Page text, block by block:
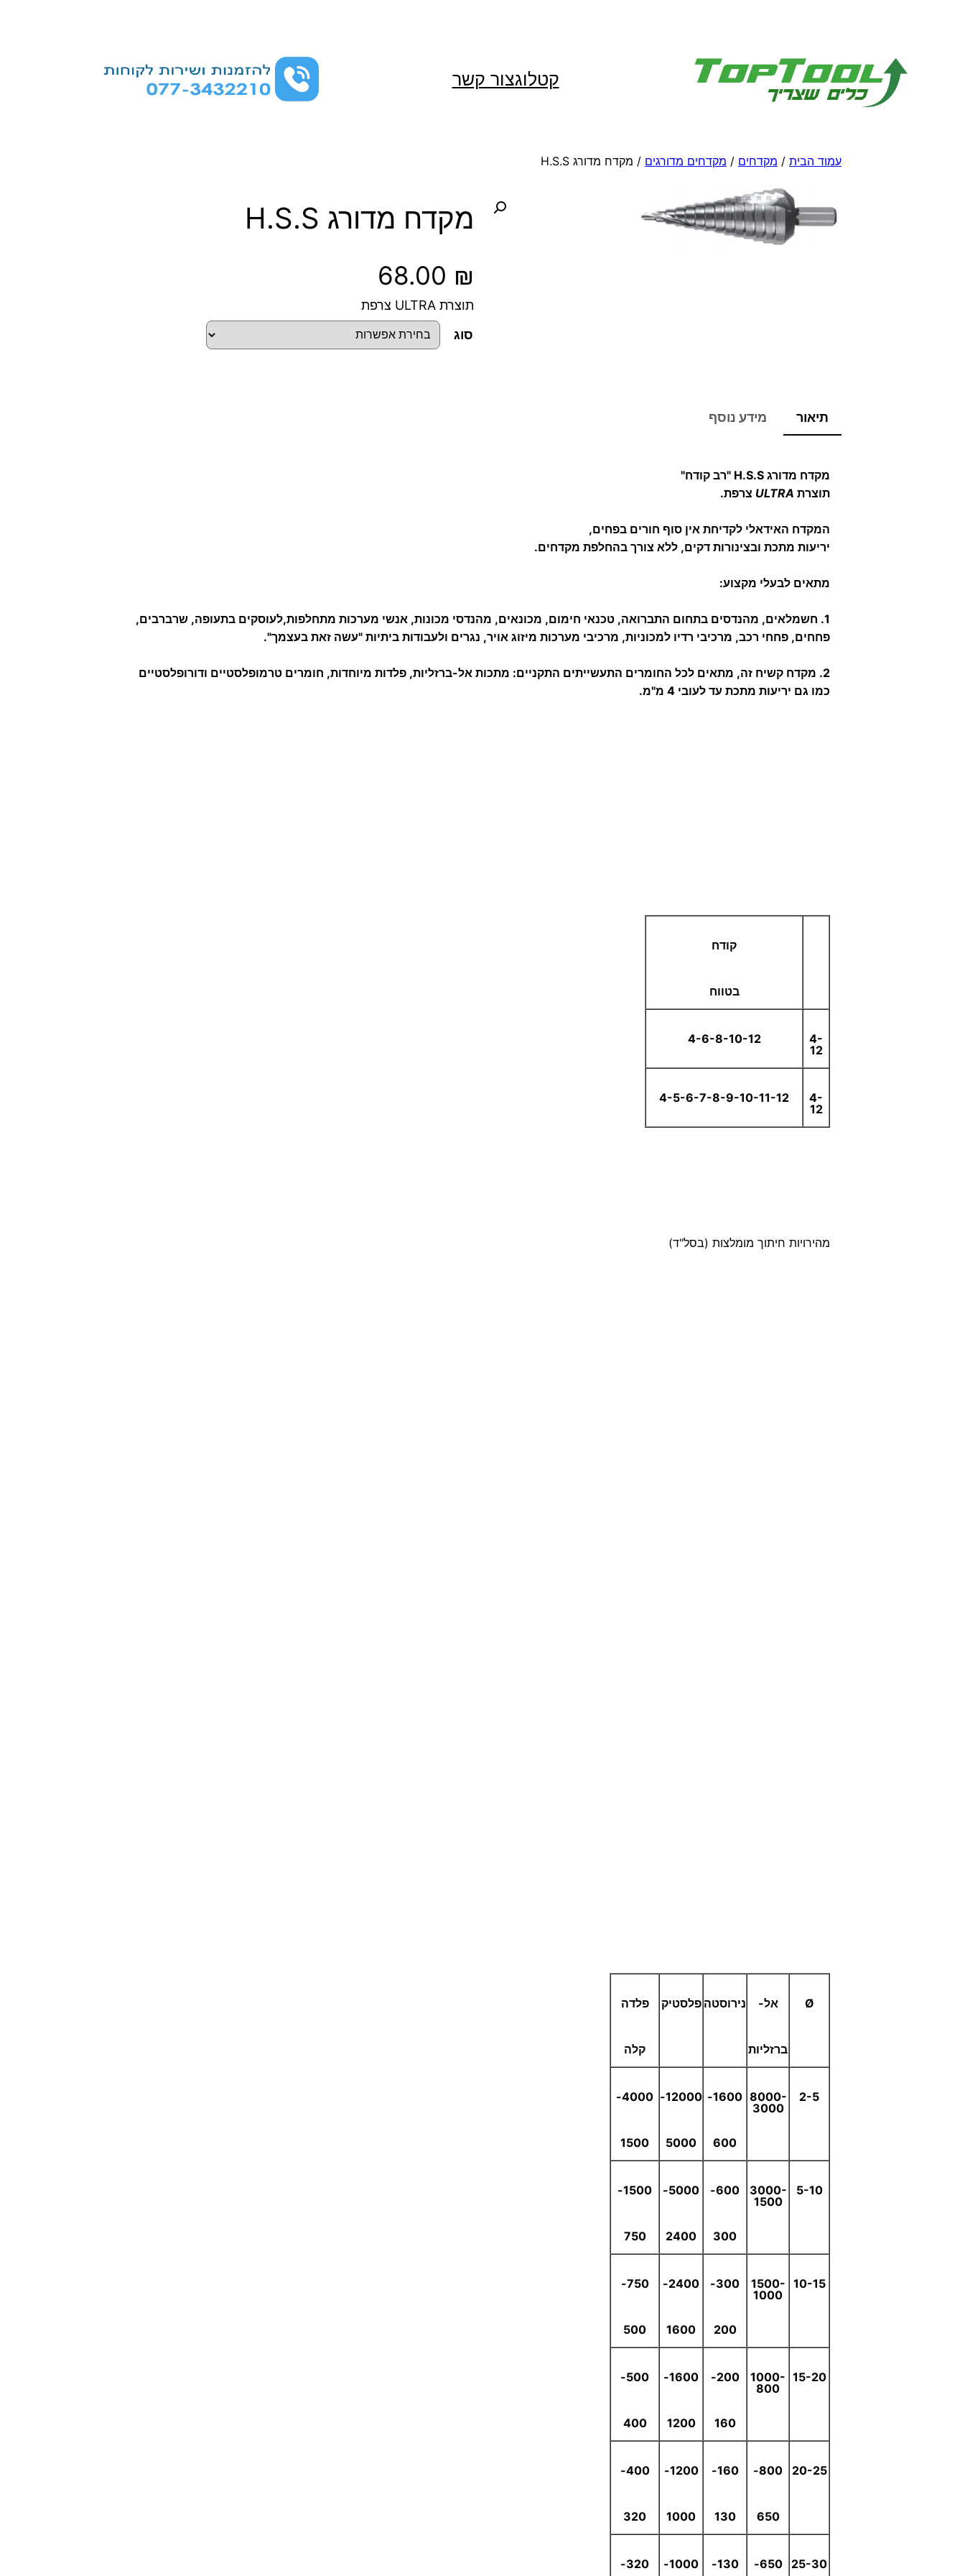
קטלוגצור קשר
עמוד הבית / מקדחים / מקדחים מדורגים / מקדח מדורג H.S.S
מקדח מדורג H.S.S
68.00 ₪
תוצרת ULTRA צרפת
סוג
ד
ו
ג
תיאור מידע נוסף
מקדח מדורג H.S.S "רב קודח"
תוצרת ULTRA צרפת.
המקדח האידאלי לקדיחת אין סוף חורים בפחים,
יריעות מתכת ובצינורות דקים, ללא צורך בהחלפת מקדחים.
מתאים לבעלי מקצוע:
1. חשמלאים, מהנדסים בתחום התברואה, טכנאי חימום, מכונאים, מהנדסי מכונות, אנשי מערכות מתחלפות,לעוסקים בתעופה, שרברבים,
פחחים, פחחי רכב, מרכיבי רדיו למכוניות, מרכיבי מערכות מיזוג אויר, נגרים ולעבודות ביתיות "עשה זאת בעצמך".
2. מקדח קשיח זה, מתאים לכל החומרים התעשייתים התקניים: מתכות אל-ברזליות, פלדות מיוחדות, חומרים טרמופלסטיים ודורופלסטיים
כמו גם יריעות מתכת עד לעובי 4 מ"מ.
קודח
בטווח
4-
12
4-6-8-10-12
4-
12
4-5-6-7-8-9-10-11-12
מהירויות חיתוך מומלצות (בסל"ד)
Ø אל-
ברזליות
נירוסטה פלסטיק פלדה
קלה
2-5
8000-
3000
1600-
600
12000-
5000
4000-
1500
5-10
3000-
1500
600-
300
5000-
2400
1500-
750
10-15
1500-
1000
300-
200
2400-
1600
750-
500
15-20
1000-
800
200-
160
1600-
1200
500-
400
20-25
800-
650
160-
130
1200-
1000
400-
320
25-30
650-
130-
1000-
320-